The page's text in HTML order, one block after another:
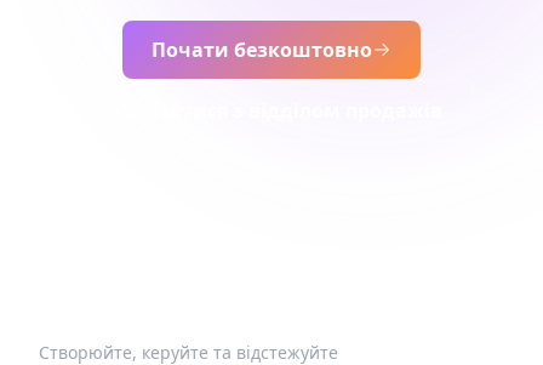
Почати безкоштовно
Створюйте, керуйте та відстежуйте